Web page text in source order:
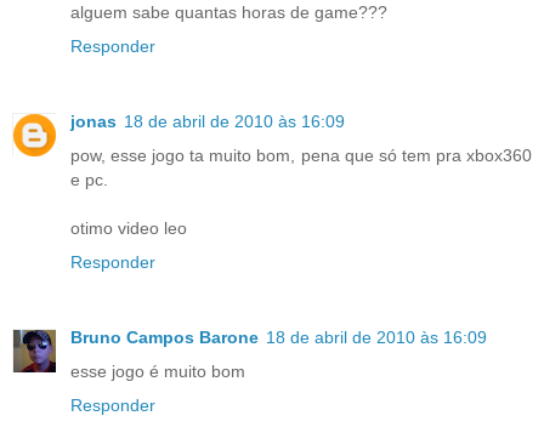
alguem sabe quantas horas de game???
Responder
jonas 18 de abril de 2010 às 16:09
pow, esse jogo ta muito bom, pena que só tem pra xbox360
e pc.
otimo video leo
Responder
Bruno Campos Barone 18 de abril de 2010 às 16:09
esse jogo é muito bom
Responder